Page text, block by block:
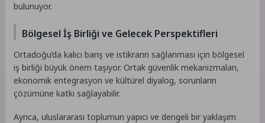
bulunuyor.
Bölgesel İş Birliği ve Gelecek Perspektifleri
Ortadoğu’da kalıcı barış ve istikrarın sağlanması için bölgesel
iş birliği büyük önem taşıyor. Ortak güvenlik mekanizmaları,
ekonomik entegrasyon ve kültürel diyalog, sorunların
çözümüne katkı sağlayabilir.
Ayrıca, uluslararası toplumun yapıcı ve dengeli bir yaklaşım